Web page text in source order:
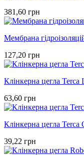
381,60 грн
Мембрана
127,20 грн
Клінкерна цегла Terca
63,60 грн
Клінкерна цегла Terca
39,22 грн